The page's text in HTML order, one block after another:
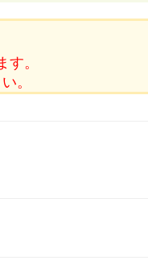
帯広の賃貸アパート
旭川の賃貸アパート
。
。